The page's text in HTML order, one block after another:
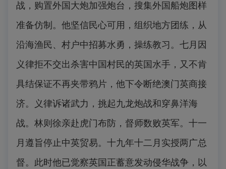
战，购置外国大炮加强炮台，搜集外国船炮图样
准备仿制。他坚信民心可用，组织地方团练，从
沿海渔民、村户中招募水勇，操练教习。七月因
义律拒不交出杀害中国村民的英国水手，又不肯
具结保证不再夹带鸦片，他下令断绝澳门英商接
济。义律诉诸武力，挑起九龙炮战和穿鼻洋海
战。林则徐亲赴虎门布防，督师数败英军。十一
月遵旨停止中英贸易。十九年十二月实授两广总
督。此时他已觉察英国正蓄意发动侵华战争，以